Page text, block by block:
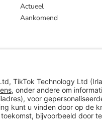
Actueel
Aankomend